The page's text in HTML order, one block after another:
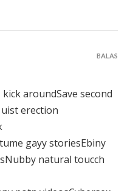
aroundSave second
erection
gayy storiesEbiny
natural toucch
BALAS